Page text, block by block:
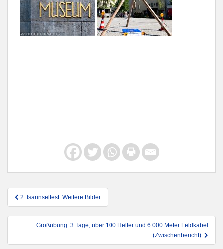
Beitragsnavigation
2. Isarinselfest: Weitere Bilder
Großübung: 3 Tage, über 100 Helfer und 6.000 Meter Feldkabel
(Zwischenbericht).